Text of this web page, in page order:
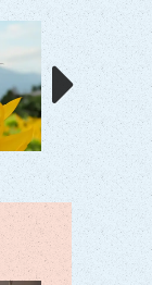
富士山のふもと
な一杯。